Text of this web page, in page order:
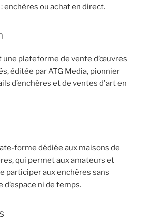
enchères ou achat en direct.
une plateforme de vente d’œuvres
éditée par ATG Media, pionnier
d’enchères et de ventes d'art en
forme dédiée aux maisons de
qui permet aux amateurs et
participer aux enchères sans
ni de temps.